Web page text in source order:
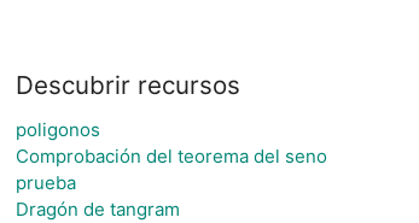
Descubrir recursos
poligonos
Comprobación del teorema del seno
prueba
Dragón de tangram